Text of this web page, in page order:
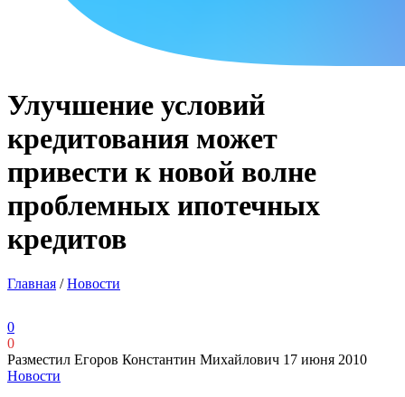
Улучшение условий
кредитования может
привести к новой волне
проблемных ипотечных
кредитов
Главная /Новости
0
0
Разместил Егоров Константин Михайлович 17 июня 2010
Новости